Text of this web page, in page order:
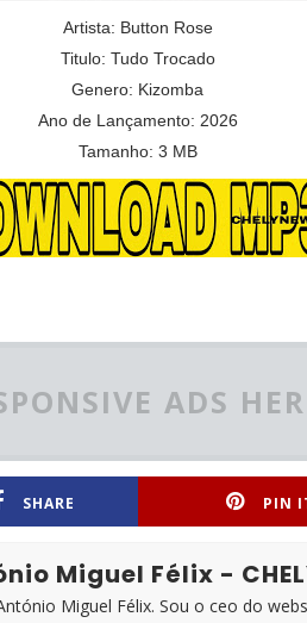
Artista: Button Rose
Titulo: Tudo Trocado
Genero: Kizomba
Ano de Lançamento: 2026
Tamanho: 3 MB
ADS
SHARE PIN
Miguel Félix -
Miguel Félix. Sou o ceo do